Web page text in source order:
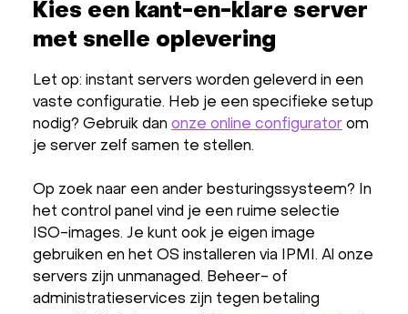
Kies een kant-en-klare server
met snelle oplevering
Let op: instant servers worden geleverd in een
vaste configuratie. Heb je een specifieke setup
nodig? Gebruik dan onze online configurator om
je server zelf samen te stellen.
Op zoek naar een ander besturingssysteem? In
het control panel vind je een ruime selectie
ISO-images. Je kunt ook je eigen image
gebruiken en het OS installeren via IPMI. Al onze
servers zijn unmanaged. Beheer- of
administratieservices zijn tegen betaling